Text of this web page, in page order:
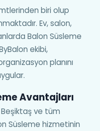
biri olup
Ev, salon,
Balon Süsleme
ekibi,
planını
Avantajları
ve tüm
Süsleme hizmetinin